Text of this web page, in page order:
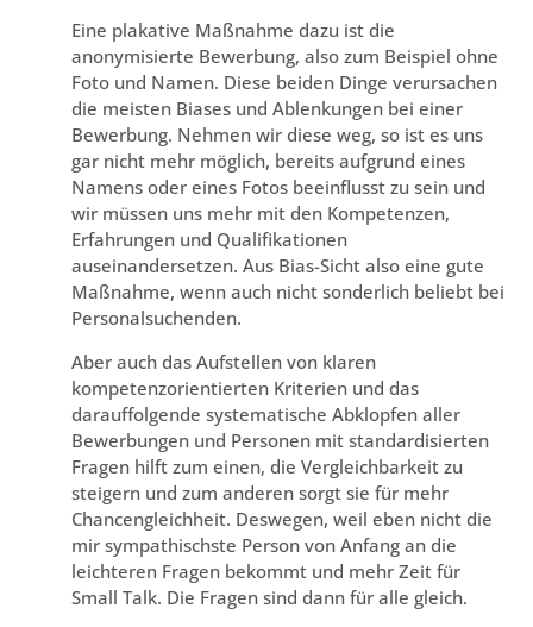
Eine plakative Maßnahme dazu ist die
anonymisierte Bewerbung, also zum Beispiel ohne
Foto und Namen. Diese beiden Dinge verursachen
die meisten Biases und Ablenkungen bei einer
Bewerbung. Nehmen wir diese weg, so ist es uns
gar nicht mehr möglich, bereits aufgrund eines
Namens oder eines Fotos beeinflusst zu sein und
wir müssen uns mehr mit den Kompetenzen,
Erfahrungen und Qualifikationen
auseinandersetzen. Aus Bias-Sicht also eine gute
Maßnahme, wenn auch nicht sonderlich beliebt bei
Personalsuchenden.
Aber auch das Aufstellen von klaren
kompetenzorientierten Kriterien und das
darauffolgende systematische Abklopfen aller
Bewerbungen und Personen mit standardisierten
Fragen hilft zum einen, die Vergleichbarkeit zu
steigern und zum anderen sorgt sie für mehr
Chancengleichheit. Deswegen, weil eben nicht die
mir sympathischste Person von Anfang an die
leichteren Fragen bekommt und mehr Zeit für
Small Talk. Die Fragen sind dann für alle gleich.